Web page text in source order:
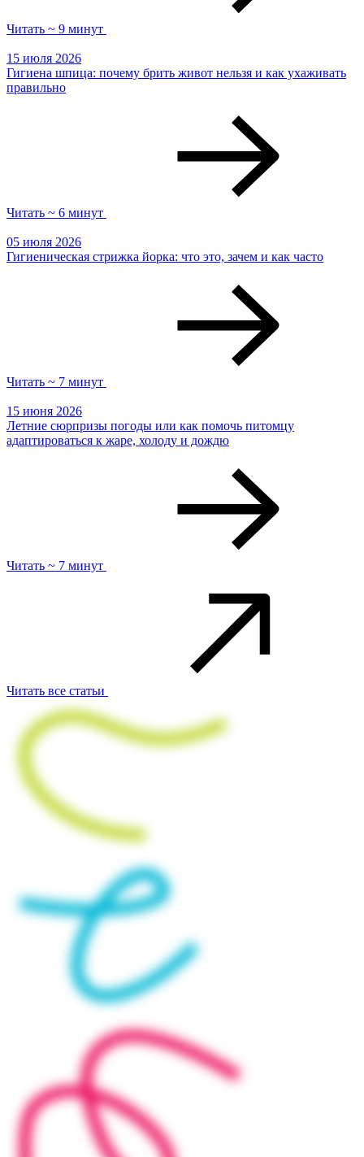
Читать ~ 9 минут
15 июля 2026
Гигиена шпица: почему брить живот нельзя и как ухаживать
правильно
Читать ~ 6 минут
05 июля 2026
Гигиеническая стрижка йорка: что это, зачем и как часто
Читать ~ 7 минут
15 июня 2026
Летние сюрпризы погоды или как помочь питомцу
адаптироваться к жаре, холоду и дождю
Читать ~ 7 минут
Читать все статьи